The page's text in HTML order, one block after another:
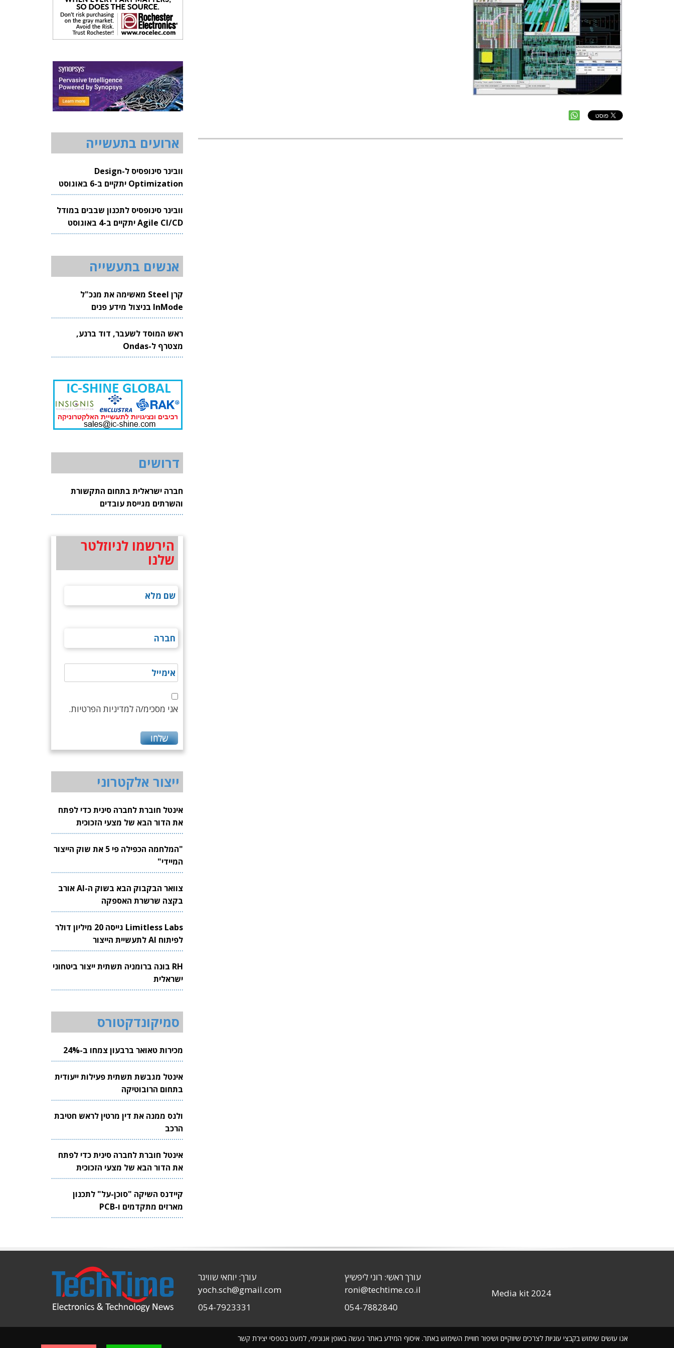
ארועים בתעשייה
וובינר סינופסיס ל-Design
Optimization יתקיים ב-6 באוגוסט
2026
וובינר סינופסיס לתכנון שבבים במודל
Agile CI/CD יתקיים ב-4 באוגוסט
2026
אנשים בתעשייה
קרן Steel מאשימה את מנכ"ל
InMode בניצול מידע פנים
ראש המוסד לשעבר, דוד ברנע,
מצטרף ל-Ondas
דרושים
חברה ישראלית בתחום התקשורת
והשרתים מגייסת עובדים
הירשמו לניוזלטר
שלנו
אני מסכימ/ה למדיניות הפרטיות.
ייצור אלקטרוני
אינטל חוברת לחברה סינית כדי לפתח
את הדור הבא של מצעי הזכוכית
לשבבים
"המלחמה הכפילה פי 5 את שוק הייצור
המיידי"
צוואר הבקבוק הבא בשוק ה-AI אורב
בקצה שרשרת האספקה
Limitless Labs גייסה 20 מיליון דולר
לפיתוח AI לתעשיית הייצור
RH בונה ברומניה תשתית ייצור ביטחוני
ישראלית
סמיקונדקטורס
מכירות טאואר ברבעון צמחו ב-24%
אינטל מגבשת תשתית פעילות ייעודית
בתחום הרובוטיקה
ולנס ממנה את דין מרטין לראש חטיבת
הרכב
אינטל חוברת לחברה סינית כדי לפתח
את הדור הבא של מצעי הזכוכית
לשבבים
קיידנס השיקה "סוכן-על" לתכנון
מארזים מתקדמים ו-PCB
אנו עושים שימוש בקבצי עוגיות לצרכים שיווקיים ושיפור חוויית השימוש באתר. איסוף המידע באתר נעשה באופן אנונימי, למעט בטפסי יצירת קשר
Media kit 2024
עורך ראשי: רוני ליפשיץ
roni@techtime.co.il
054-7882840
עורך: יוחאי שוויגר
yoch.sch@gmail.com
054-7923331